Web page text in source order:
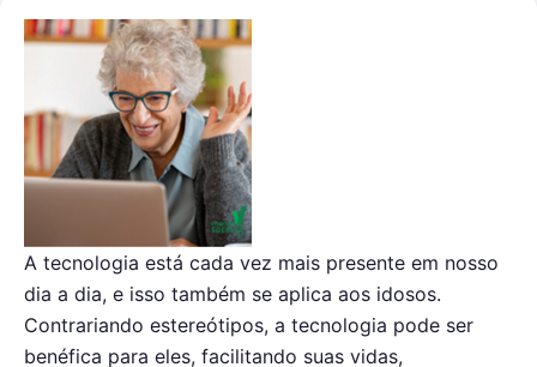
A tecnologia está cada vez mais presente em nosso
dia a dia, e isso também se aplica aos idosos.
Contrariando estereótipos, a tecnologia pode ser
benéfica para eles, facilitando suas vidas,